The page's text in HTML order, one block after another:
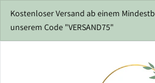
Kostenloser Versand ab einem
unserem Code "VERSAND75"